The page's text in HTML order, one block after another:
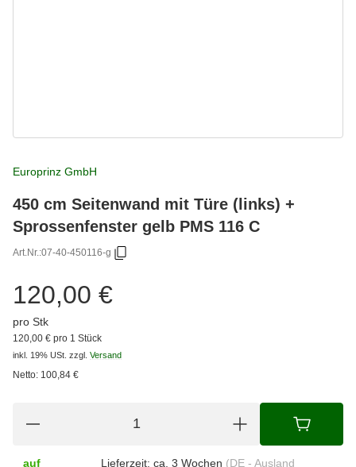
Europrinz GmbH
450 cm Seitenwand mit Türe (links) +
Sprossenfenster gelb PMS 116 C
Art.Nr.:07-40-450116-g
120,00 €
pro Stk
120,00 € pro 1 Stück
inkl. 19% USt. zzgl. Versand
Netto: 100,84 €
auf
Lieferzeit: ca. 3 Wochen (DE - Ausland